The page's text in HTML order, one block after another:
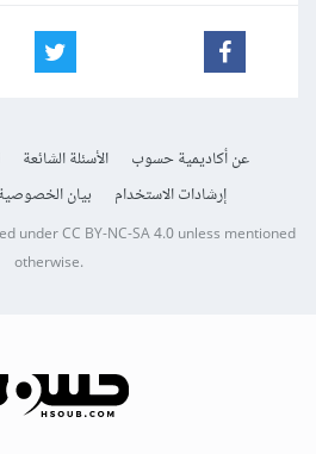
عن أكاديمية حسوب الأسئلة الشائعة
إرشادات الاستخدام
بيان الخصوصية
underCC BY-NC-SA 4.0unless mentioned
otherwise.